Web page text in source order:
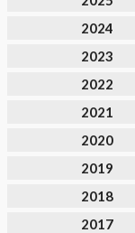
2024
2023
2022
2021
2020
2019
2018
2017